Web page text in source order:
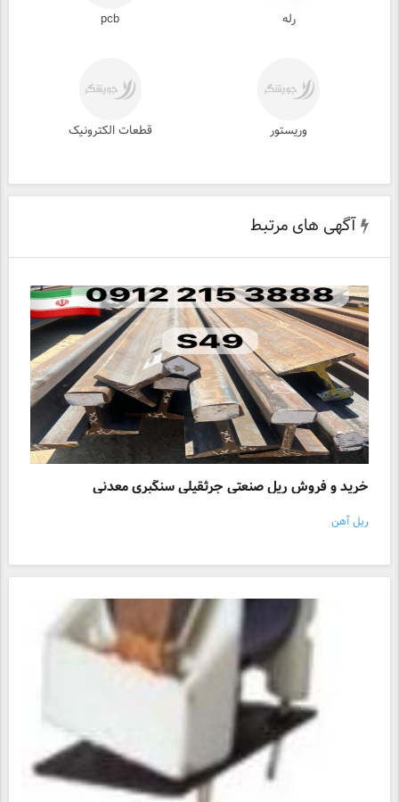
رله pcb
وریستور قطعات الکترونیک
آگهی های مرتبط
خرید و فروش ریل صنعتی جرثقیلی سنگبری معدنی
ریل آهن